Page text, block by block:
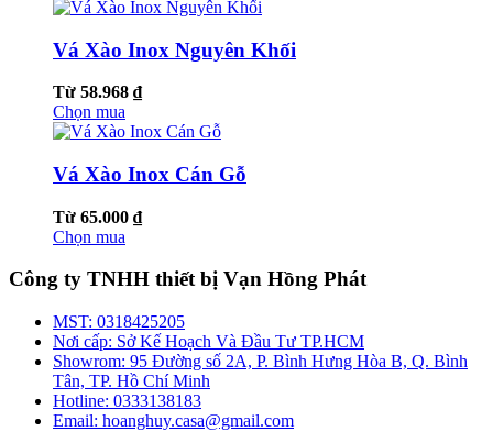
Vá Xào Inox Nguyên Khối
Từ 58.968 ₫
Chọn mua
Vá Xào Inox Cán Gỗ
Từ 65.000 ₫
Chọn mua
Công ty TNHH thiết bị Vạn Hồng Phát
MST: 0318425205
Nơi cấp: Sở Kế Hoạch Và Đầu Tư TP.HCM
Showrom: 95 Đường số 2A, P. Bình Hưng Hòa B, Q. Bình
Tân, TP. Hồ Chí Minh
Hotline: 0333138183
Email: hoanghuy.casa@gmail.com